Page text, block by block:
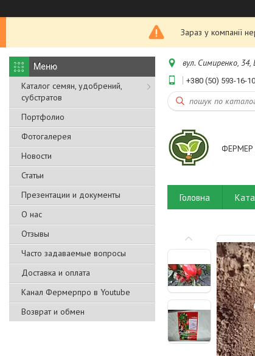
Зараз у компанії
Каталог семян, удобрений,
субстратов
Портфолио
Фотогалерея
Новости
Статьи
Презентации и документы
О нас
Отзывы
Часто задаваемые вопросы
Доставка и оплата
Канал Фермерпро в Youtube
Возврат и обмен
вул. Симиренко, 34,
+380 (50) 593-16-10
ФЕРМЕР
Головна